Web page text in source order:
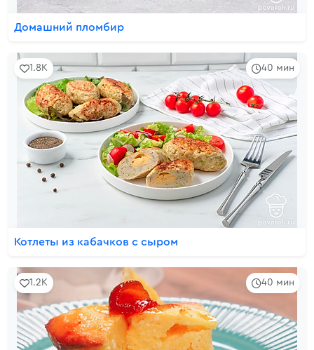
Домашний пломбир
40 мин
1.8K
Котлеты из кабачков с сыром
40 мин
1.2K